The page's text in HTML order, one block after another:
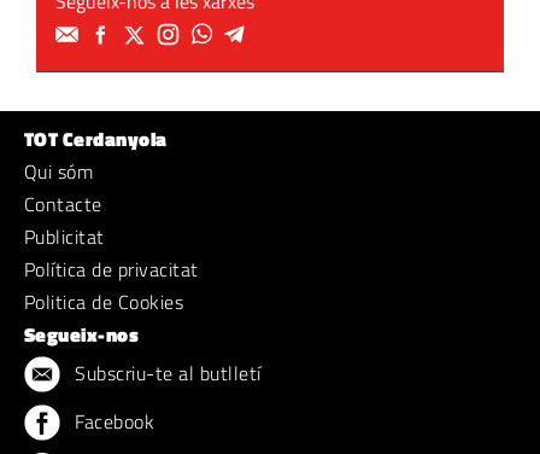
TOT Cerdanyola
Qui sóm
Contacte
Publicitat
Política de privacitat
Politica de Cookies
Segueix-nos
Subscriu-te al butlletí
Facebook